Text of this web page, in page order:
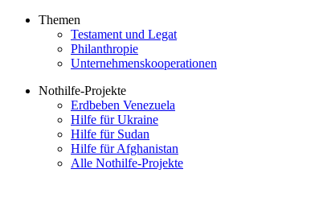
Themen
Testament und Legat
Philanthropie
Unternehmenskooperationen
Nothilfe-Projekte
Erdbeben Venezuela
Hilfe für Ukraine
Hilfe für Sudan
Hilfe für Afghanistan
Alle Nothilfe-Projekte